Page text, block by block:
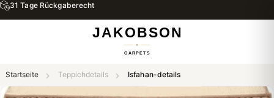
31 Tage Rückgaberecht
Startseite Teppichdetails Isfahan-details